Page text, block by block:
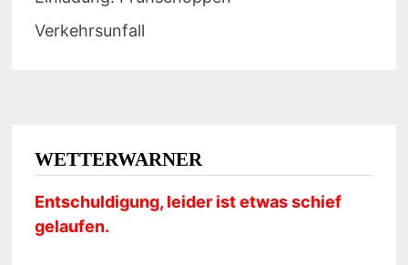
Verkehrsunfall
WETTERWARNER
Entschuldigung, leider ist etwas schief
gelaufen.